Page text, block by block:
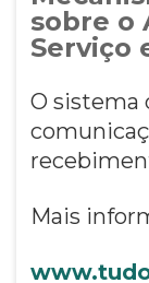
sobre o
Serviço
O sistema
Mais